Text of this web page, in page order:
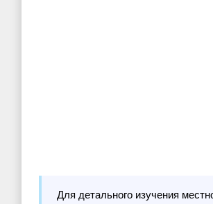
Для детального изучения